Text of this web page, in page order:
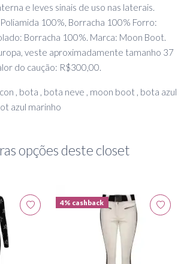
e leves sinais de uso nas laterais.
100%, Borracha 100% Forro:
Borracha 100%. Marca: Moon Boot.
veste aproximadamente tamanho 37
do caução: R$300,00.
, bota , bota neve , moon boot , bota azul
azul marinho
opções deste closet
4% cashback